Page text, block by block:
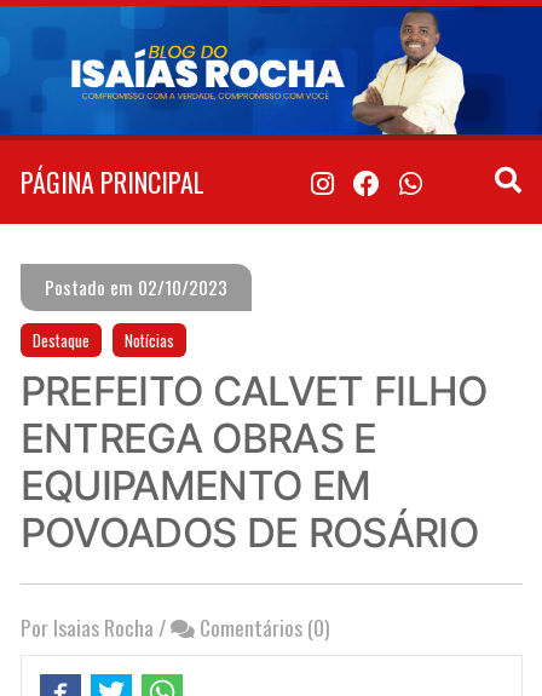
Pular
conteúdo
PÁGINA PRINCIPAL
Postado em 02/10/2023
Destaque Notícias
PREFEITO CALVET FILHO
ENTREGA OBRAS E
EQUIPAMENTO EM
POVOADOS DE ROSÁRIO
Por Isaias Rocha / Comentários (0)